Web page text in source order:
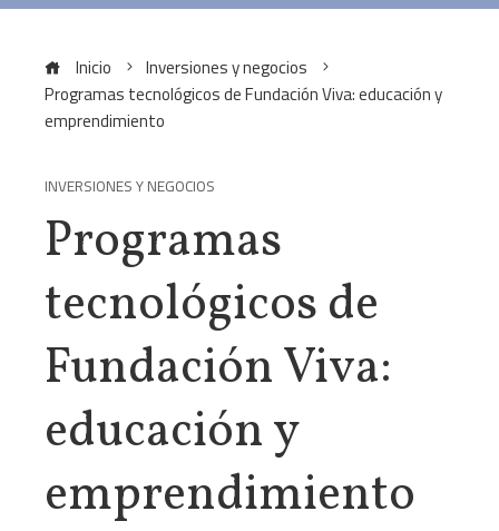
Inicio
Inversiones y negocios
Programas tecnológicos de Fundación Viva: educación y
emprendimiento
INVERSIONES Y NEGOCIOS
Programas
tecnológicos de
Fundación Viva:
educación y
emprendimiento